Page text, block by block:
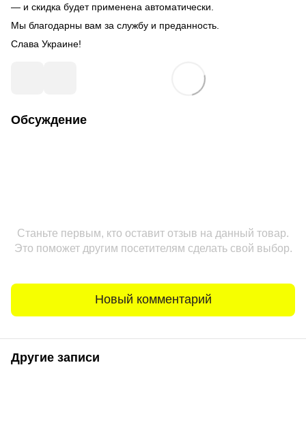
— и скидка будет применена автоматически.
Мы благодарны вам за службу и преданность.
Слава Украине!
Обсуждение
Станьте первым, кто оставит отзыв на данный товар.
Это поможет другим посетителям сделать свой выбор.
Новый комментарий
Другие записи